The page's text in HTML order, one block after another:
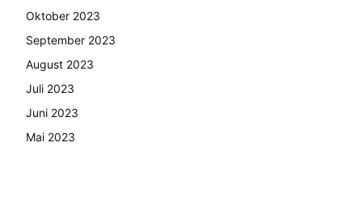
Oktober 2023
September 2023
August 2023
Juli 2023
Juni 2023
Mai 2023